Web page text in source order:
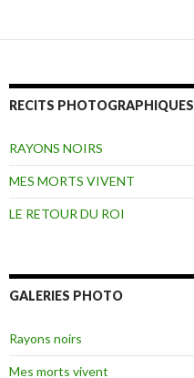
RECITS PHOTOGRAPHIQUES
RAYONS NOIRS
MES MORTS VIVENT
LE RETOUR DU ROI
GALERIES PHOTO
Rayons noirs
Mes morts vivent